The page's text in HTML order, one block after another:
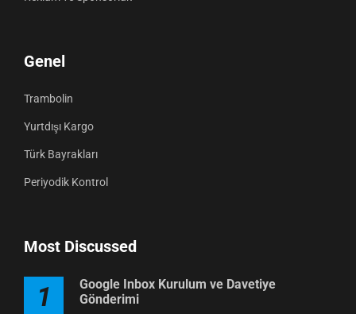
Genel
Trambolin
Yurtdışı Kargo
Türk Bayrakları
Periyodik Kontrol
Most Discussed
1
Google Inbox Kurulum ve Davetiye
Gönderimi